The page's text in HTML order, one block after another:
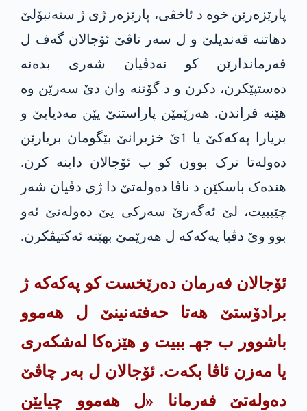
پارێزەرێن خوە د ئاخڤی، پارێزەر ژی ژ ستەنبۆلێ
دهاتنه‌ قەندیلێ و ل سەر ناڤێ ئۆجالان گەف ل
فەرماندارێن کو نه‌دڤیان شەری بده‌نه‌
دەستپێکرن، دكرن و د گۆتنه‌ وان دێ سەرێن وە
هێنه‌ فراندن. هەرێمێن پاراستنێ یێن مەدیایێ و
بریارا په‌كه‌كێ یا 1ێ خزیرانێ بێگومان بریارێن
دەولەتا ترک بوون كو ب ئۆجالان داینه‌ كرن.
هندەک باسکێن د ناڤا دەولەتێ دا ژی دڤیان شەر
چێببیت، لێ ئه‌گه‌رێ سەرکی یێ دەولەتێ ئه‌و
بوو وێ دڤیا په‌كه‌كە ل هەرێمێ بهێته‌ ئەکتیڤکرن.
ئۆجالان فەرمان دەرێخست کو په‌كه‌كه‌ ژ
برادۆستێ هەتا حه‌فته‌نینێ ل هەموو
باشوور ب جهـ ببیت و هێزەکا لەشکەری
یا مەزن ئاڤا بکەت. ئۆجالان ل بەر چاڤێ
دەولەتێ فەرمانا «ل هەموو چیایێن